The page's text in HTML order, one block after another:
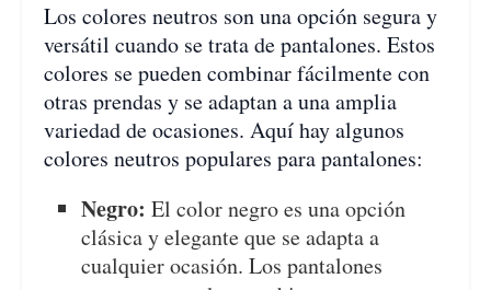
Los colores neutros son una opción segura y
versátil cuando se trata de pantalones. Estos
colores se pueden combinar fácilmente con
otras prendas y se adaptan a una amplia
variedad de ocasiones. Aquí hay algunos
colores neutros populares para pantalones:
Negro: El color negro es una opción
clásica y elegante que se adapta a
cualquier ocasión. Los pantalones